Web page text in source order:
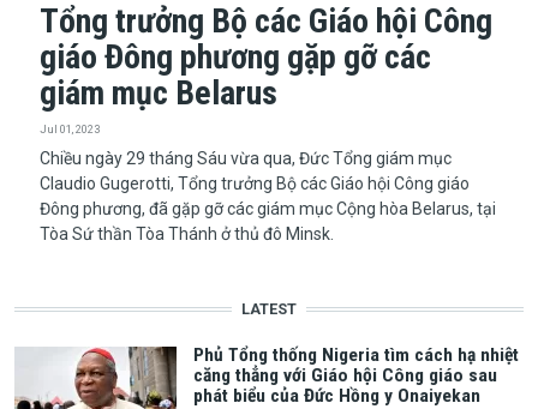
Tổng trưởng Bộ các Giáo hội Công
giáo Đông phương gặp gỡ các
giám mục Belarus
Jul 01, 2023
Chiều ngày 29 tháng Sáu vừa qua, Đức Tổng giám mục
Claudio Gugerotti, Tổng trưởng Bộ các Giáo hội Công giáo
Đông phương, đã gặp gỡ các giám mục Cộng hòa Belarus, tại
Tòa Sứ thần Tòa Thánh ở thủ đô Minsk.
LATEST
Phủ Tổng thống Nigeria tìm cách hạ nhiệt
căng thẳng với Giáo hội Công giáo sau
phát biểu của Đức Hồng y Onaiyekan